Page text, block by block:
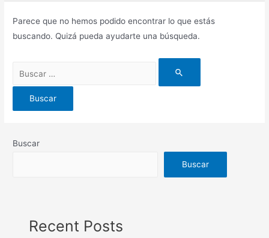
Parece que no hemos podido encontrar lo que estás
buscando. Quizá pueda ayudarte una búsqueda.
Buscar
Buscar
Recent Posts